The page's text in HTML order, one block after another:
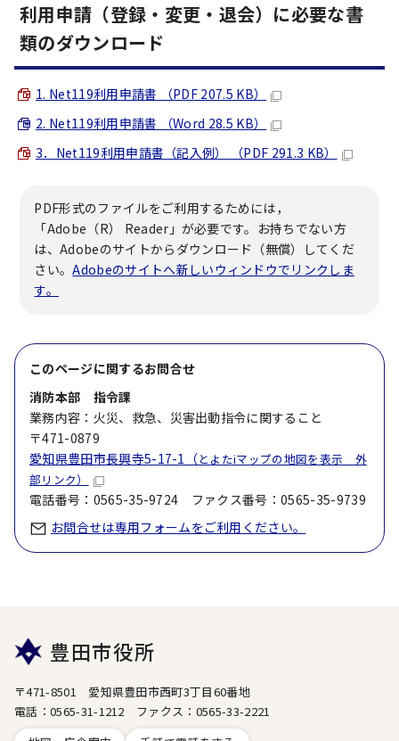
利用申請（登録・変更・退会）に必要な書
類のダウンロード
1. Net119利用申請書 （PDF 207.5 KB）
2. Net119利用申請書 （Word 28.5 KB）
3．Net119利用申請書（記入例） （PDF 291.3 KB）
PDF形式のファイルをご利用するためには，
「Adobe（R） Reader」が必要です。お持ちでない方
は、Adobeのサイトからダウンロード（無償）してくだ
さい。Adobeのサイトへ新しいウィンドウでリンクしま
す。
このページに関するお問合せ
消防本部 指令課
業務内容：火災、救急、災害出動指令に関すること
〒471-0879
愛知県豊田市長興寺5-17-1（とよたiマップの地図を表示 外
部リンク）
電話番号：0565-35-9724 ファクス番号：0565-35-9739
お問合せは専用フォームをご利用ください。
豊田市役所
〒471-8501 愛知県豊田市西町3丁目60番地
電話：0565-31-1212 ファクス：0565-33-2221